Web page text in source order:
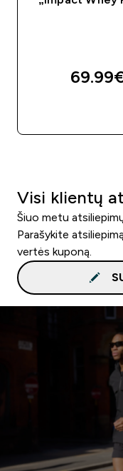
Visi klientų
Šiuo metu
Parašykite
vertės kuponą.